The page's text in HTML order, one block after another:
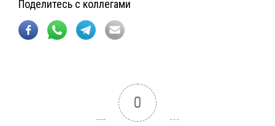
Поделитесь с коллегами
0